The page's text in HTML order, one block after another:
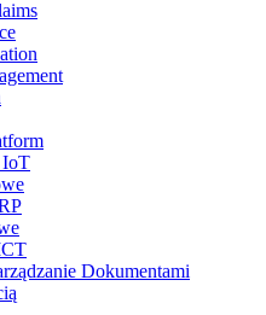
IoT
Dokumentami